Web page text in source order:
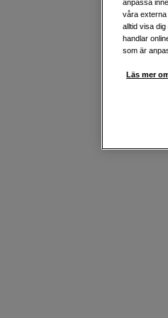
anpassa
våra externa
alltid visa
handlar
som är
Läs mer